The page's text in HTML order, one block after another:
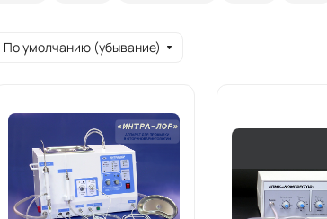
По умолчанию (убывание)